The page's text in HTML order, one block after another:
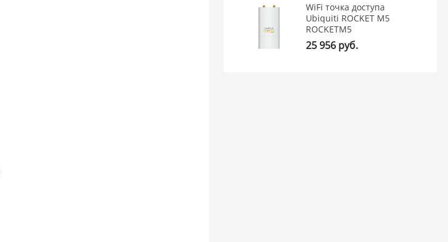
WiFi точка доступа
Ubiquiti ROCKET M5
ROCKETM5
25 956 руб.